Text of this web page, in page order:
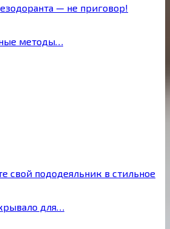
— не приговор!
методы…
свой пододеяльник в стильное
для…